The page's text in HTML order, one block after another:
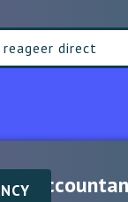
reageer direct